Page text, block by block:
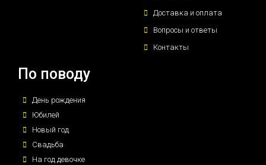
Доставка и оплата
Вопросы и ответы
Контакты
По поводу
День рождения
Юбилей
Новый год
Свадьба
На год девочке